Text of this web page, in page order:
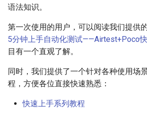
语法知识。
第一次使用的用户，可以阅读我们提供
5分钟上手自动化测试——Airtest+Poco
目有一个直观了解。
同时，我们提供了一个针对各种使用场
程，方便各位直接快速熟悉：
快速上手系列教程